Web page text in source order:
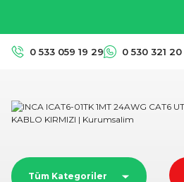
0 533 059 19 29 0 530 321
Tüm Kategoriler